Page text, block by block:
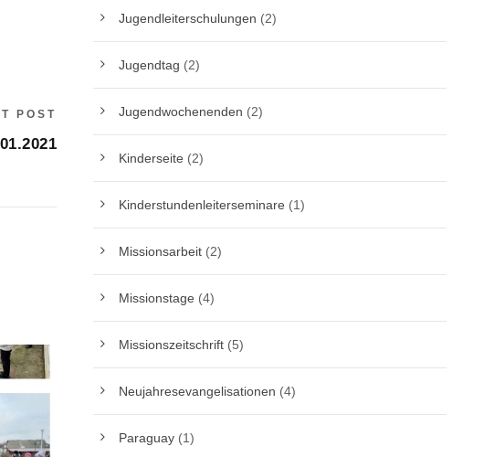
POST
Jugendleiterschulungen (2)
Jugendtag (2)
Jugendwochenenden (2)
Kinderseite (2)
Kinderstundenleiterseminare (1)
Missionsarbeit (2)
Missionstage (4)
Missionszeitschrift (5)
Neujahresevangelisationen (4)
Paraguay (1)